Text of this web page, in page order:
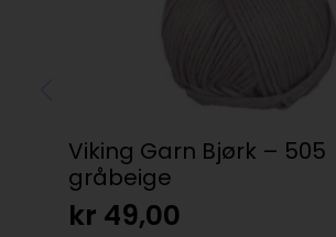
Viking Garn Bjørk – 505
gråbeige
kr 49,00